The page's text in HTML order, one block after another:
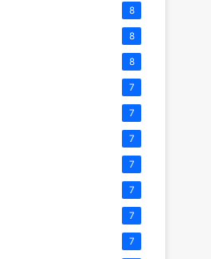
8
8
8
7
7
7
7
7
7
7